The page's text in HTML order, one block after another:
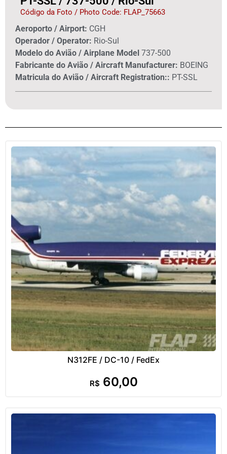
Código da Foto / Photo Code: FLAP_75663
Aeroporto / Airport: CGH
Operador / Operator: Rio-Sul
Modelo do Avião / Airplane Model 737-500
Fabricante do Avião / Aircraft Manufacturer: BOEING
Matricula do Avião / Aircraft Registration:: PT-SSL
N312FE / DC-10 / FedEx
R$ 60,00